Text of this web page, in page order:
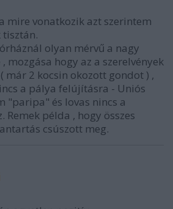
mire vonatkozik azt szerintem
tisztán.
olyan mérvű a nagy
mozgása hogy az a szerelvények
már 2 kocsin okozott gondot ) ,
a pálya felújításra - Uniós
"paripa" és lovas nincs a
Remek példa , hogy összes
csúszott meg.